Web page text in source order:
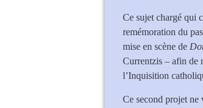
Ce sujet chargé qui
remémoration du
mise en scène de
Currentzis – afin de
l’Inquisition
Ce second projet ne